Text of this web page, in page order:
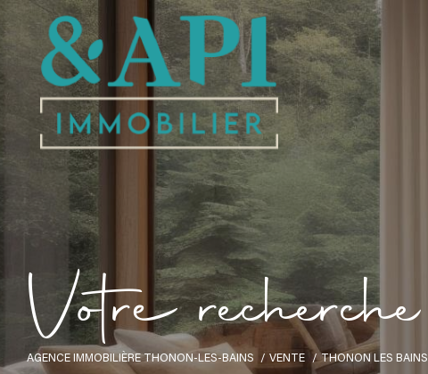
Votre recherche
AGENCE IMMOBILIÈRE THONON-LES-BAINS VENTE THONON LES BAINS